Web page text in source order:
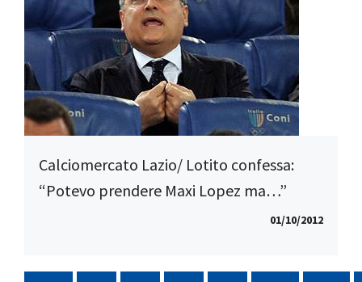
Calciomercato Lazio/ Lotito confessa:
“Potevo prendere Maxi Lopez ma…”
01/10/2012